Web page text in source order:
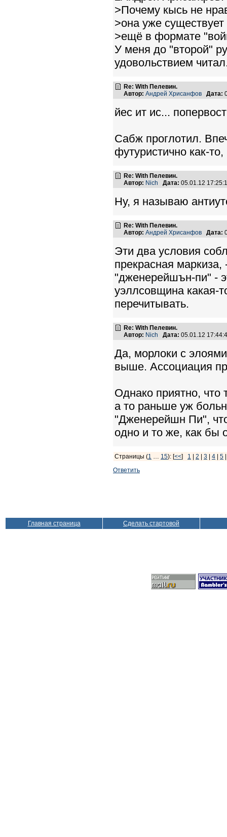
>Почему кысь не
>она уже
>ещё в формате
У меня до "второй"
удовольствием
Re: With Пелевин.
Автор: Андрей Хрисанфов Дата:
йес ит ис...
Сабж проглотил.
футуристично как-
Re: With Пелевин.
Автор: Nich Дата: 05.01.12
Ну, я называю
Re: With Пелевин.
Автор: Андрей Хрисанфов Дата:
Эти два условия
прекрасная
"дженерейшън-пи" -
уэллсовщина какая-
перечитывать.
Re: With Пелевин.
Автор: Nich Дата: 05.01.12
Да, морлоки с
выше. Ассоциация
Однако приятно, что
а то раньше уж
"Дженерейшн Пи",
одно и то же, как бы
Страницы (1 … 15): [<<] 1 2 3 4 5
Ответить
Главная страница Сделать стартовой